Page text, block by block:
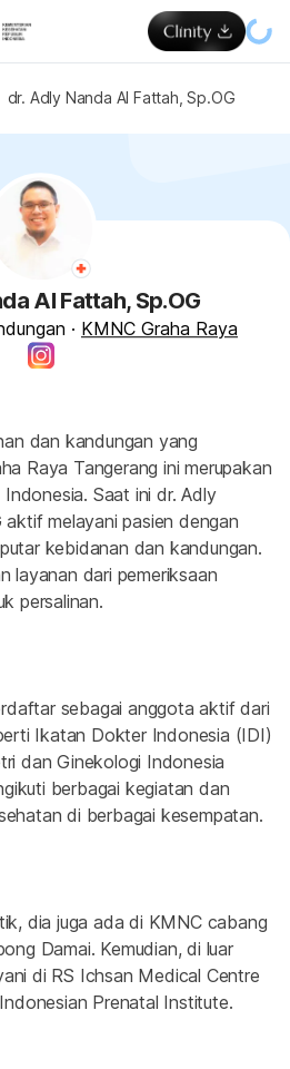
dr. Adly Nanda Al Fattah, Sp.OG
Al Fattah, Sp.OG
· KMNC Graha Raya
dan kandungan yang
Raya Tangerang ini merupakan
Saat ini dr. Adly
melayani pasien dengan
kebidanan dan kandungan.
layanan dari pemeriksaan
persalinan.
sebagai anggota aktif dari
Ikatan Dokter Indonesia (IDI)
dan Ginekologi Indonesia
berbagai kegiatan dan
di berbagai kesempatan.
dia juga ada di KMNC cabang
Damai. Kemudian, di luar
di RS Ichsan Medical Centre
Prenatal Institute.